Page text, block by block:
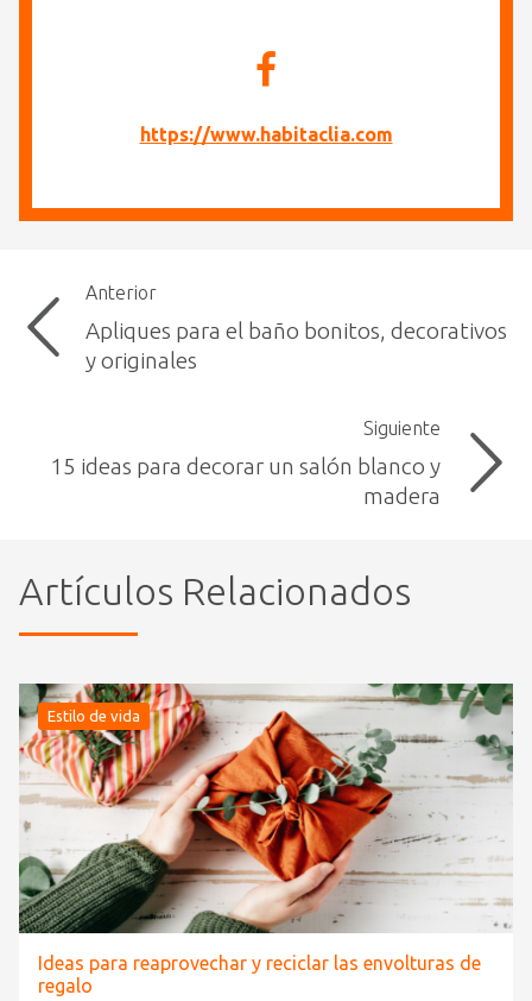
https://www.habitaclia.com
Anterior
Apliques para el baño bonitos, decorativos
y originales
Siguiente
15 ideas para decorar un salón blanco y
madera
Artículos Relacionados
Estilo de vida
Ideas para reaprovechar y reciclar las envolturas de
regalo